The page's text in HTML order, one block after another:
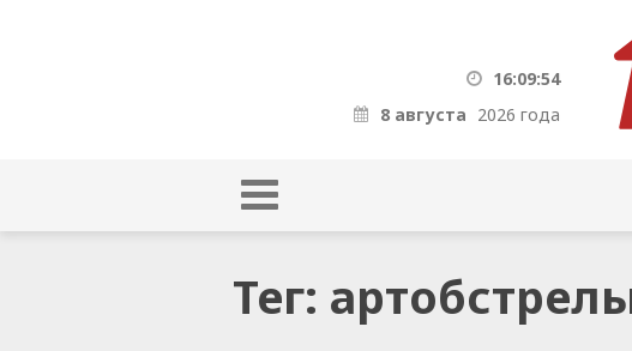
16:09:55
8 августа 2026 года
Тег: